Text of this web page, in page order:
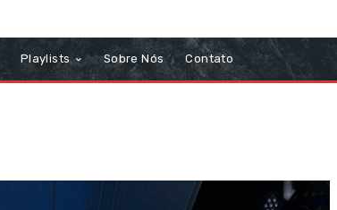
Playlists Sobre Nós Contato